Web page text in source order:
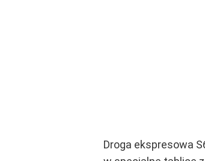
Droga ekspresowa